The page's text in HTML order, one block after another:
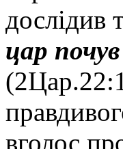
дослідив
цар
вголос